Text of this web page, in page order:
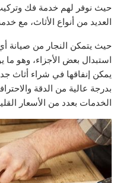
حيث نوفر لهم خدمة فك
العديد من أنواع الأثاث، مع
حيث يتمكن النجار من صيانة
استبدال بعض الأجزاء، وهو ما
يمكن إنفاقها في شراء أثاث
بدرجة عالية من الدقة
الخدمات بعدد من الأسعار